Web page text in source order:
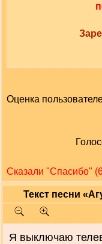
Оценка
Сказали "Cпасибо"
Текст песни
Я выключаю